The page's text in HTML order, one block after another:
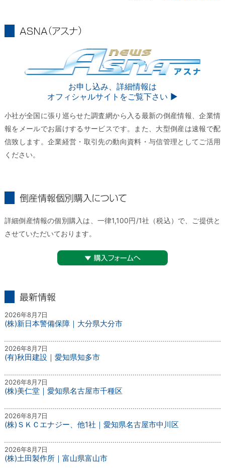
お申し込み、詳細情報は
オフィシャルサイトをご覧下さい ▶︎
小社が全国に張り巡らせた調査網から入る最新の倒産情報、企業情
報をメールでお届けするサービスです。また、大型倒産は速報で配
信致します。企業経営・取引先の動向資料・与信管理としてご活用
ください。
詳細倒産情報の個別購入は、一律1,100円/1社（税込）で、ご提供と
させていただいております。
2026年8月7日
(株)新日本警備保障｜大分県大分市
2026年8月7日
(有)秋田建設｜愛知県知多市
2026年8月7日
(株)美仁堂｜愛知県名古屋市千種区
2026年8月7日
(株)ＳＫＣエナジー、他1社｜愛知県名古屋市中川区
2026年8月7日
(株)土田製作所｜富山県富山市